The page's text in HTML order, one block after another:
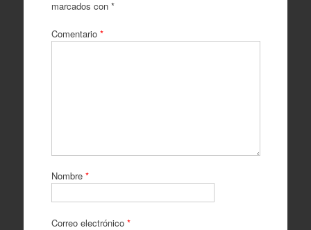
marcados con *
Comentario *
Nombre *
Correo electrónico *